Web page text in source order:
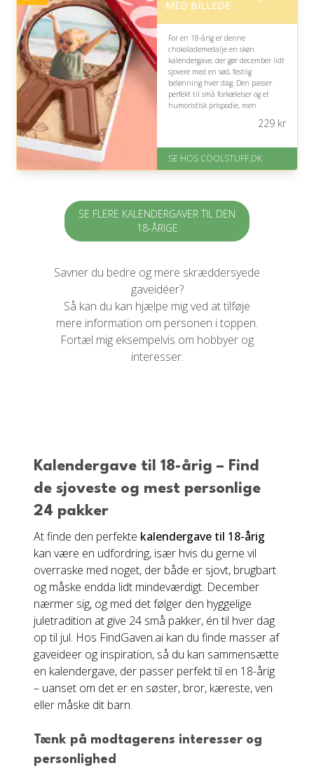
MED BILLEDE
For en 18-årig er denne
chokolademedalje en skøn
kalendergave, der gør december lidt
sjovere med en sød, festlig
belønning hver dag. Den passer
perfekt til små forkælelser og et
humoristisk prispodie, men
På lager
Levering: Standard leveringstid
229kr
SE HOS COOLSTUFF.DK
SE FLERE KALENDERGAVER TIL DEN
18-ÅRIGE
Savner du bedre og mere skræddersyede
gaveidéer?
Så kan du kan hjælpe mig ved at tilføje
mere information om personen i toppen.
Fortæl mig eksempelvis om hobbyer og
interesser.
Kalendergave til 18-årig – Find
de sjoveste og mest personlige
24 pakker
At finde den perfekte kalendergave til 18-årig
kan være en udfordring, især hvis du gerne vil
overraske med noget, der både er sjovt, brugbart
og måske endda lidt mindeværdigt. December
nærmer sig, og med det følger den hyggelige
juletradition at give 24 små pakker, én til hver dag
op til jul. Hos FindGaven.ai kan du finde masser af
gaveideer og inspiration, så du kan sammensætte
en kalendergave, der passer perfekt til en 18-årig
– uanset om det er en søster, bror, kæreste, ven
eller måske dit barn.
Tænk på modtagerens interesser og
personlighed